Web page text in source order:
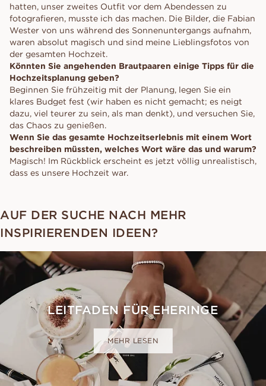
hatten, unser zweites Outfit vor dem Abendessen zu
fotografieren, musste ich das machen. Die Bilder, die Fabian
Wester von uns während des Sonnenuntergangs aufnahm,
waren absolut magisch und sind meine Lieblingsfotos von
der gesamten Hochzeit.
Könnten Sie angehenden Brautpaaren einige Tipps für die
Hochzeitsplanung geben?
Beginnen Sie frühzeitig mit der Planung, legen Sie ein
klares Budget fest (wir haben es nicht gemacht; es neigt
dazu, viel teurer zu sein, als man denkt), und versuchen Sie,
das Chaos zu genießen.
Wenn Sie das gesamte Hochzeitserlebnis mit einem Wort
beschreiben müssten, welches Wort wäre das und warum?
Magisch! Im Rückblick erscheint es jetzt völlig unrealistisch,
dass es unsere Hochzeit war.
AUF DER SUCHE NACH MEHR
INSPIRIERENDEN IDEEN?
LEITFADEN FÜR EHERINGE
MEHR LESEN